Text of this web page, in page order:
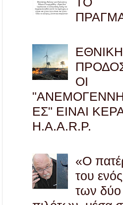
ΕΘΝΙΚΗ
ΟΙ
ΕΣ" ΕΙΝΑΙ
H.A.A.R.P.
«Ο
του
των δύο